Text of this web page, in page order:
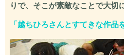
りで、そこが素敵なことで大切
「越ちひろさんとすてきな作品